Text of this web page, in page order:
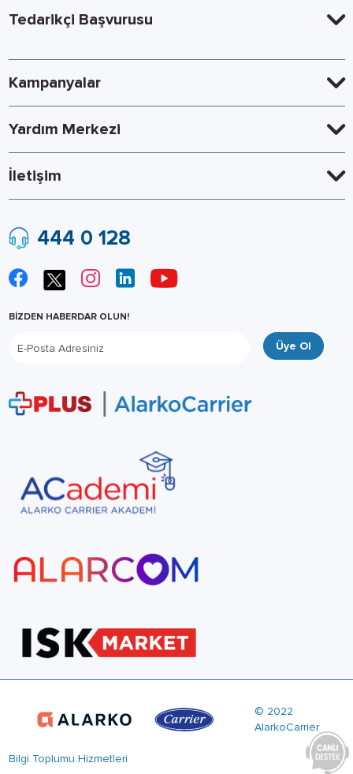
Tedarikçi Başvurusu
Kampanyalar
Yardım Merkezi
İletişim
444 0 128
BİZDEN HABERDAR OLUN!
Üye Ol
© 2022
AlarkoCarrier
Bilgi Toplumu Hizmetleri